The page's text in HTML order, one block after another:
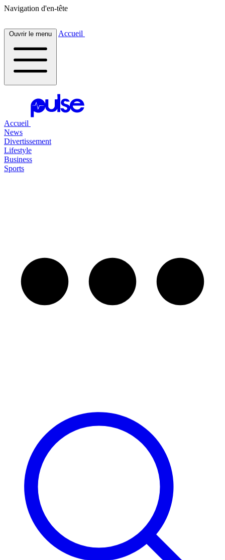
Navigation d'en-tête
Ouvrir le menu Accueil
Accueil
News
Divertissement
Lifestyle
Business
Sports